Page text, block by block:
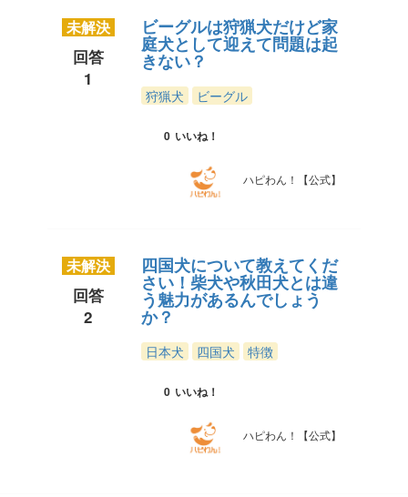
未解決
回答
1
ビーグルは狩猟犬だけど家
庭犬として迎えて問題は起
きない？
狩猟犬 ビーグル
0 いいね！
ハピわん！【公式】
未解決
回答
2
四国犬について教えてくだ
さい！柴犬や秋田犬とは違
う魅力があるんでしょう
か？
日本犬 四国犬 特徴
0 いいね！
ハピわん！【公式】